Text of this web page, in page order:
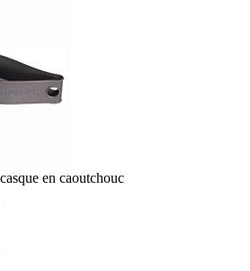
en caoutchouc